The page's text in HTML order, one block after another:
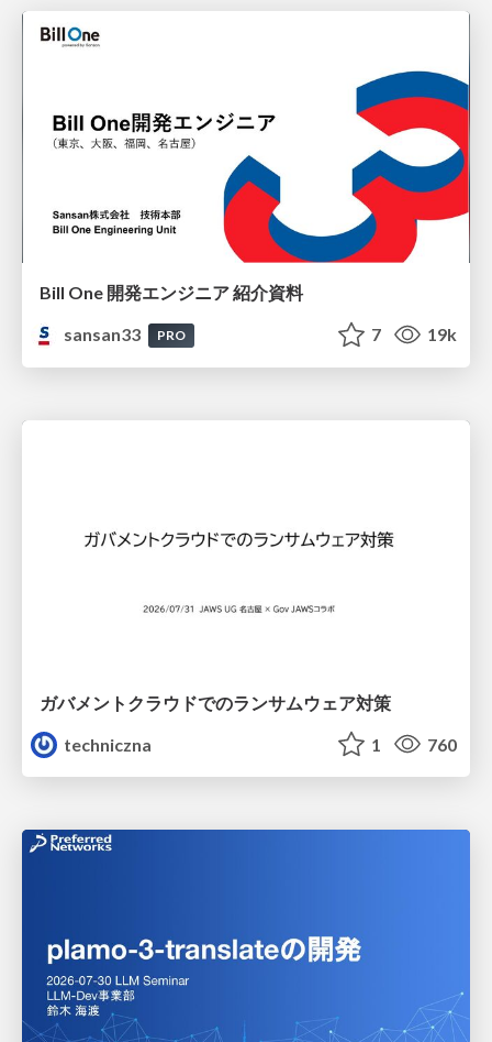
Bill One 開発エンジニア 紹介資料
sansan33
PRO 7 19k
ガバメントクラウドでのランサムウェア対策
techniczna
1 760